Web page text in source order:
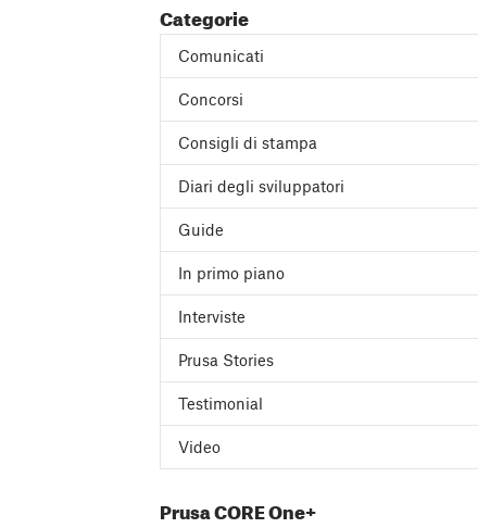
Categorie
Comunicati
Concorsi
Consigli di stampa
Diari degli sviluppatori
Guide
In primo piano
Interviste
Prusa Stories
Testimonial
Video
Prusa CORE One+